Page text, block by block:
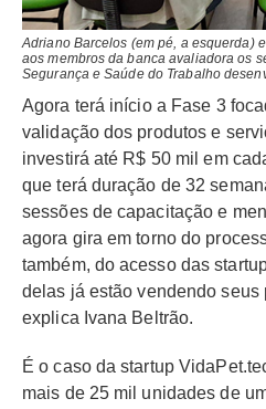
Adriano Barcelos (em pé, a esquerda)
aos membros da banca avaliadora os
Segurança e Saúde do Trabalho
Agora terá início a Fase 3
validação dos produtos e
investirá até R$ 50 mil em
que terá duração de 32
sessões de capacitação e
agora gira em torno do
também, do acesso das
delas já estão vendendo seus
explica Ivana Beltrão.
É o caso da startup
mais de 25 mil unidades de